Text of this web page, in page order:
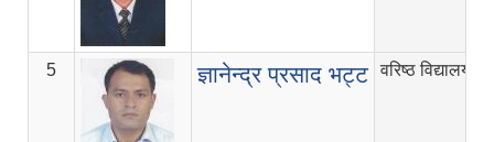
5 ज्ञानेन्द्र प्रसाद भट्ट वरिष्ठ विद्यालय